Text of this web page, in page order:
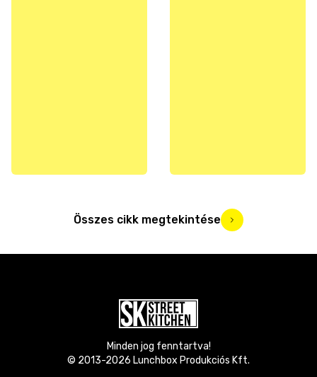
Összes cikk megtekintése
Minden jog fenntartva!
© 2013-2026 Lunchbox Produkciós Kft.